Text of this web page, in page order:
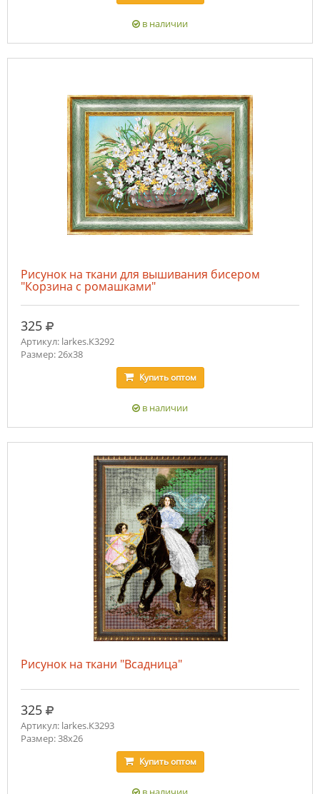
в наличии
Рисунок на ткани для вышивания бисером
"Корзина с ромашками"
325 руб.
Артикул: larkes.К3292
Размер: 26х38
Купитьоптом
в наличии
Рисунок на ткани "Всадница"
325 руб.
Артикул: larkes.К3293
Размер: 38х26
Купитьоптом